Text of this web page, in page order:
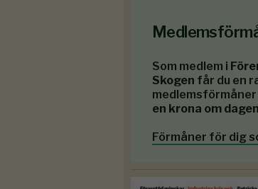
Som medlem i
Skogen får du en
medlemsförmåner
en krona om dagen
Förmåner för dig